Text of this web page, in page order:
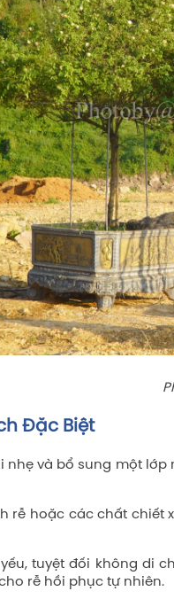
Đặc Biệt
nhẹ và bổ sung một
rễ hoặc các chất
yếu, tuyệt đối không di
rễ hồi phục tự nhiên.